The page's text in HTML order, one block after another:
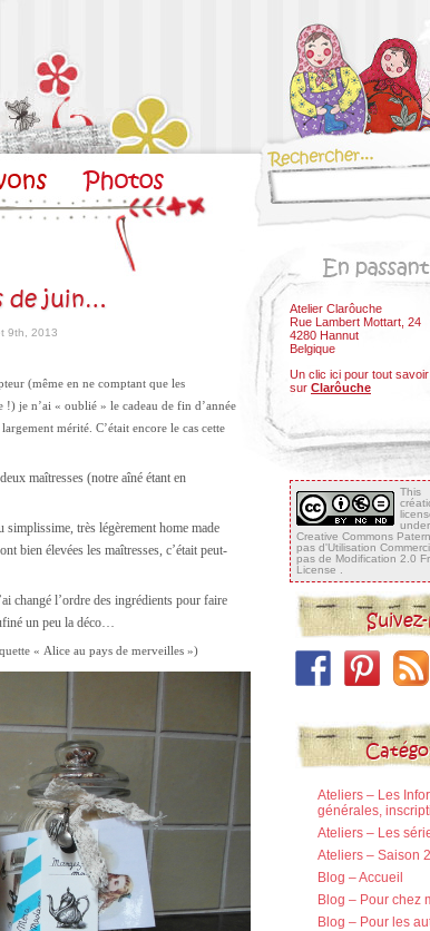
de juin…
9th, 2013
(même en ne comptant que les
je n’ai « oublié » le cadeau de fin d’année
mérité. C’était encore le cas cette
maîtresses (notre aîné étant en
simplissime, très légèrement home made
bien élevées les maîtresses, c’était peut-
changé l’ordre des ingrédients pour faire
un peu la déco…
« Alice au pays de merveilles »)
Atelier Clarôuche
Rue Lambert Mottart, 24
4280 Hannut
Belgique
Un clic ici pour tout savoir
sur Clarôuche
This
Creative Commons
pas d'Utilisation
pas de Modification 2.0
License
Ateliers – Les
générales,
Ateliers – Les
Ateliers – Saison
Blog – Accueil
Blog – Pour chez
Blog – Pour les